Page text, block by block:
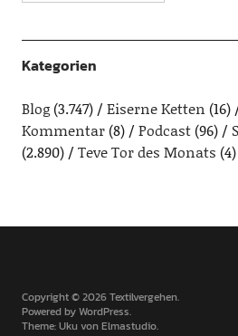
Kategorien
Blog(3.747) Eiserne Ketten (16)
Kommentar(8) Podcast(96)
(2.890)
Teve Tor des Monats (4)
Copyright © 2026 Textilvergehen
Powered byWordPress
Theme: Uku vonElmastudio